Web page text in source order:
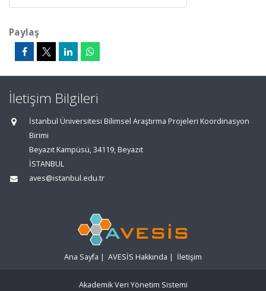
Paylaş
İletişim Bilgileri
İstanbul Üniversitesi Bilimsel Araştırma Projeleri Koordinasyon
Birimi
Beyazıt Kampüsü, 34119, Beyazıt
İSTANBUL
aves@istanbul.edu.tr
Ana Sayfa | AVESİS Hakkında | İletişim
Akademik Veri Yönetim Sistemi